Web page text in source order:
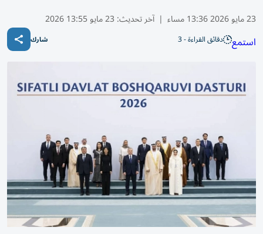
23 مايو 2026 13:36 مساء | آخر تحديث: 23 مايو 13:55 2026
استمع دقائق القراءة - 3 شارك